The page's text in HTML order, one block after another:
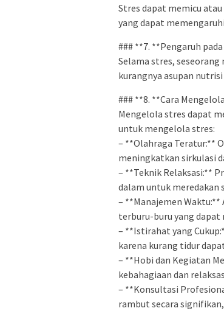
Stres dapat memicu
yang dapat
### **7. **Pengaruh
Selama stres,
kurangnya asupan
### **8. **Cara
Mengelola stres dapat
untuk mengelola stres:
– **Olahraga Teratur:**
meningkatkan sirkulasi
– **Teknik Relaksasi:**
dalam untuk meredakan
– **Manajemen
terburu-buru yang
– **Istirahat yang
karena kurang tidur
– **Hobi dan Kegiatan
kebahagiaan dan
– **Konsultasi
rambut secara